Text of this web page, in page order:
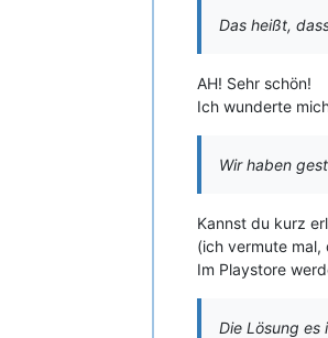
Das heißt,
AH! Sehr schön!
Ich wunderte
Wir haben
Kannst du kurz
(ich vermute mal,
Im Playstore
Die Lösung es